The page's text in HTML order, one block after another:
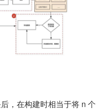
，在构建时相当于将 n 个